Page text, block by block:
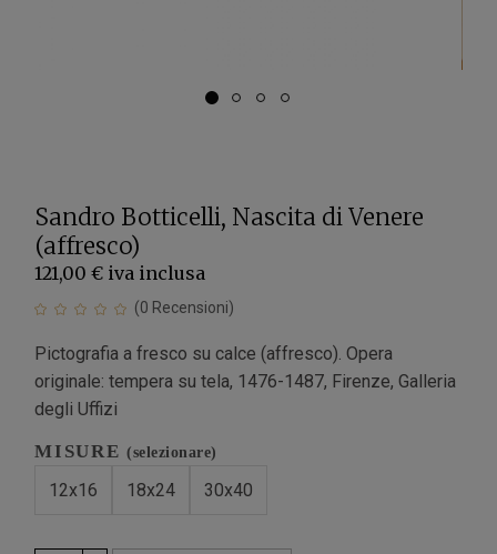
Sandro Botticelli, Nascita di Venere
(affresco)
121,00 € iva inclusa
(0 Recensioni)
Pictografia a fresco su calce (affresco). Opera
originale: tempera su tela, 1476-1487, Firenze, Galleria
degli Uffizi
MISURE(selezionare)
12x16 18x24 30x40